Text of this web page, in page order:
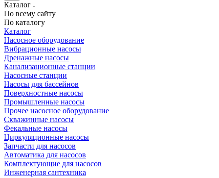
Каталог
По всему сайту
По каталогу
Каталог
Насосное оборудование
Вибрационные насосы
Дренажные насосы
Канализационные станции
Насосные станции
Насосы для бассейнов
Поверхностные насосы
Промышленные насосы
Прочее насосное оборудование
Скважинные насосы
Фекальные насосы
Циркуляционные насосы
Запчасти для насосов
Автоматика для насосов
Комплектующие для насосов
Инженерная сантехника